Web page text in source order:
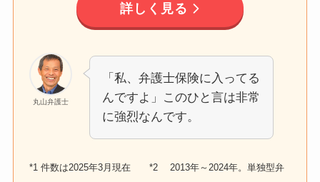
詳しく見る
丸山弁護士
「私、弁護士保険に入ってる
んですよ」このひと言は非常
に強烈なんです。
*1 件数は2025年3月現在 *2 2013年～2024年。単独型弁